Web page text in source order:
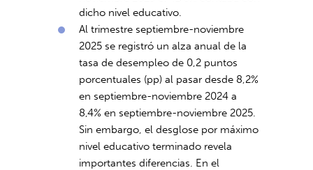
dicho nivel educativo.
Al trimestre septiembre-noviembre
2025 se registró un alza anual de la
tasa de desempleo de 0,2 puntos
porcentuales (pp) al pasar desde 8,2%
en septiembre-noviembre 2024 a
8,4% en septiembre-noviembre 2025.
Sin embargo, el desglose por máximo
nivel educativo terminado revela
importantes diferencias. En el